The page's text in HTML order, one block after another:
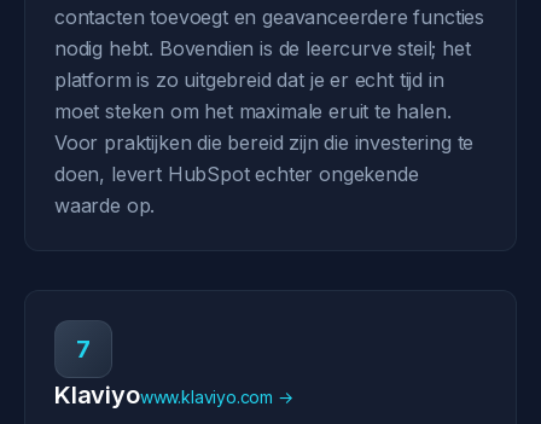
contacten toevoegt en geavanceerdere functies
nodig hebt. Bovendien is de leercurve steil; het
platform is zo uitgebreid dat je er echt tijd in
moet steken om het maximale eruit te halen.
Voor praktijken die bereid zijn die investering te
doen, levert HubSpot echter ongekende
waarde op.
7
Klaviyowww.klaviyo.com →